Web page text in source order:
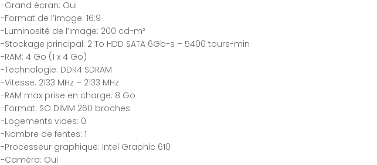
-Grand écran: Oui
-Format de l’image: 16:9
-Luminosité de l’image: 200 cd-m²
-Stockage principal: 2 To HDD SATA 6Gb-s – 5400 tours-min
-RAM: 4 Go (1 x 4 Go)
-Technologie: DDR4 SDRAM
-Vitesse: 2133 MHz – 2133 MHz
-RAM max prise en charge: 8 Go
-Format: SO DIMM 260 broches
-Logements vides: 0
-Nombre de fentes: 1
-Processeur graphique: Intel Graphic 610
-Caméra: Oui